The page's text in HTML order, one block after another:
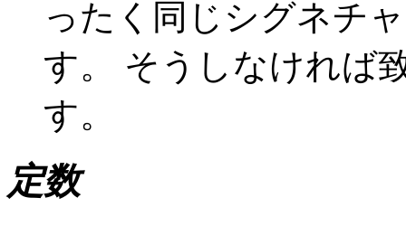
ったく同じシグネチ
す。 そうしなければ
す。
定数